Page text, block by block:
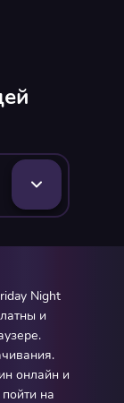
Night
и
онлайн и
на